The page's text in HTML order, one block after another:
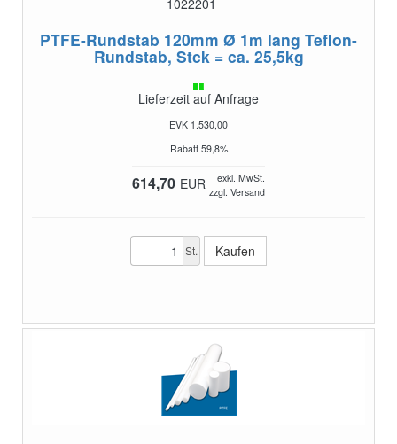
1022201
PTFE-Rundstab 120mm Ø 1m lang Teflon-
Rundstab, Stck = ca. 25,5kg
Lieferzeit auf Anfrage
EVK 1.530,00
Rabatt 59,8%
614,70 EUR
exkl. MwSt.
zzgl. Versand
St.